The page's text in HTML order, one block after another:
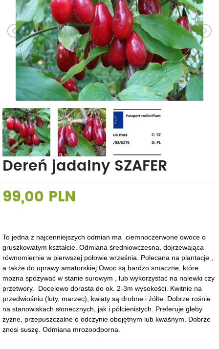
Dereń jadalny SZAFER
99,00 PLN
To jedna z najcenniejszych odmian ma ciemnoczerwone owoce o
gruszkowatym kształcie. Odmiana średniowczesna, dojrzewająca
równomiernie w pierwszej połowie września. Polecana na plantacje ,
a także do uprawy amatorskiej Owoc są bardzo smaczne, które
można spożywać w stanie surowym , lub wykorzystać na nalewki czy
przetwory. Docelowo dorasta do ok. 2-3m wysokości. Kwitnie na
przedwiośniu (luty, marzec), kwiaty są drobne i żółte. Dobrze rośnie
na stanowiskach słonecznych, jak i półcienistych. Preferuje gleby
żyzne, przepuszczalne o odczynie obojętnym lub kwaśnym. Dobrze
znosi suszę. Odmiana mrozoodporna.